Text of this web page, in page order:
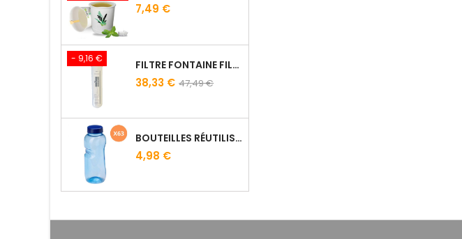
7,49 €
- 9,16 € FILTRE FONTAINE FILTROPURE 5000F
38,33 € 47,49 €
BOUTEILLES RÉUTILISABLES 50 CL AVEC BOUCHON CLASSIQUE
4,98 €